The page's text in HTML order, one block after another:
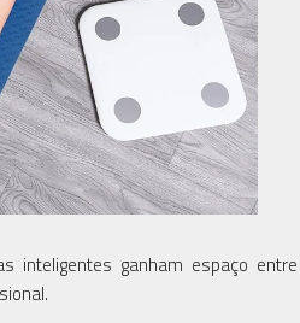
inteligentes ganham espaço